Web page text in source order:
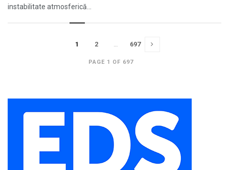
instabilitate atmosferică...
PAGE 1 OF 697
1 2 … 697